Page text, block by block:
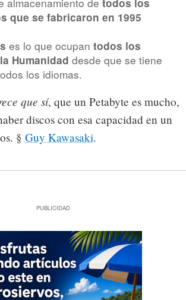
todos los
que se fabricaron en 1995
es lo que ocupan todos los
Humanidad desde que se tiene
los idiomas.
que sí, que un Petabyte es mucho,
discos con esa capacidad en un
§ Guy Kawasaki.
PUBLICIDAD